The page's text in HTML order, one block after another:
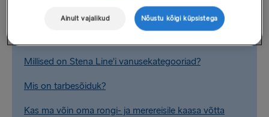
Kas ma saan muuta reisija perekonnanime?
Millised on Stena Line’i vanusekategooriad?
Mis on tarbesõiduk?
Kas ma võin oma rongi- ja merereisile kaasa võtta
Ainult vajalikud Nõustu kõigi küpsistega